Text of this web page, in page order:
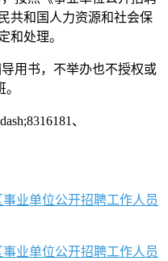
共和国人力资源和社会保
和处理。
用书，不举办也不授权或
、
业单位公开招聘工作人员
业单位公开招聘工作人员